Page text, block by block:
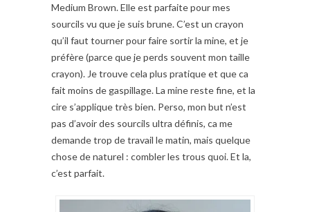
Medium Brown. Elle est parfaite pour mes
sourcils vu que je suis brune. C’est un crayon
qu’il faut tourner pour faire sortir la mine, et je
préfère (parce que je perds souvent mon taille
crayon). Je trouve cela plus pratique et que ca
fait moins de gaspillage. La mine reste fine, et la
cire s’applique très bien. Perso, mon but n’est
pas d’avoir des sourcils ultra définis, ca me
demande trop de travail le matin, mais quelque
chose de naturel : combler les trous quoi. Et la,
c’est parfait.